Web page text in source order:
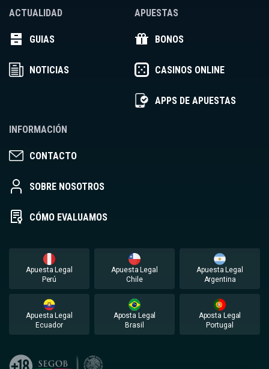
ACTUALIDAD
GUIAS
NOTICIAS
APUESTAS
BONOS
CASINOS ONLINE
APPS DE APUESTAS
INFORMACIÓN
CONTACTO
SOBRE NOSOTROS
CÓMO EVALUAMOS
Apuesta Legal
Perú
Apuesta Legal
Chile
Apuesta Legal
Argentina
Apuesta Legal
Ecuador
Aposta Legal
Brasil
Aposta Legal
Portugal